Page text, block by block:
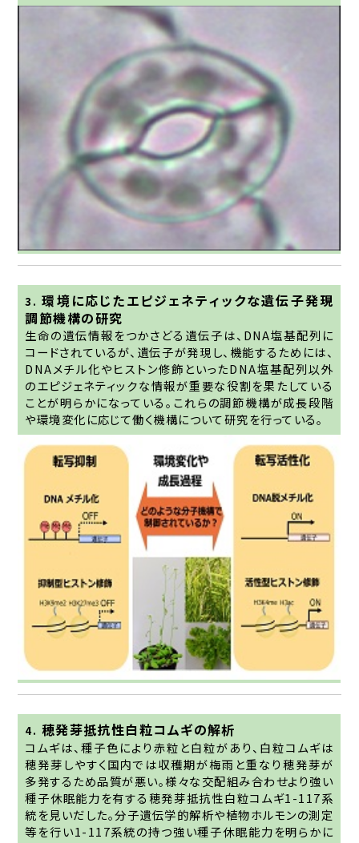
3. 環境に応じたエピジェネティックな遺伝子発現
調節機構の研究
生命の遺伝情報をつかさどる遺伝子は、DNA塩基配列に
コードされているが、遺伝子が発現し、機能するためには、
DNAメチル化やヒストン修飾といったDNA塩基配列以外
のエピジェネティックな情報が重要な役割を果たしている
ことが明らかになっている。これらの調節機構が成長段階
や環境変化に応じて働く機構について研究を行っている。
4. 穂発芽抵抗性白粒コムギの解析
コムギは、種子色により赤粒と白粒があり、白粒コムギは
穂発芽しやすく国内では収穫期が梅雨と重なり穂発芽が
多発するため品質が悪い。様々な交配組み合わせより強い
種子休眠能力を有する穂発芽抵抗性白粒コムギ1-117系
統を見いだした。分子遺伝学的解析や植物ホルモンの測定
等を行い1-117系統の持つ強い種子休眠能力を明らかに